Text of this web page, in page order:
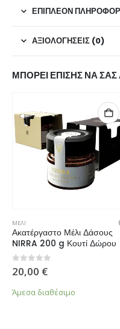
ΕΠΙΠΛΈΟΝ
ΑΞΙΟΛΟΓΉΣΕΙΣ (0)
ΜΠΟΡΕΊ ΕΠΊΣΗΣ ΝΑ ΣΑΣ
ΜΕΛΙ
Ακατέργαστο Μέλι Δάσους
NIRRA 200 g Κουτί Δώρου
0 από 5
20,00 €
Άμεσα διαθέσιμο